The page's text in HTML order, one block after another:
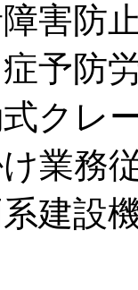
害防
予防
クレ
業務
建設